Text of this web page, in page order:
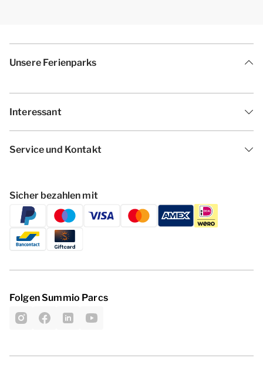
Unsere Ferienparks
Interessant
Service und Kontakt
Sicher bezahlen mit
Folgen Summio Parcs